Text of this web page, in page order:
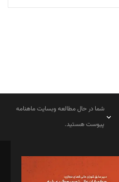
شما در حال مطالعه وبسایت ماهنامه
پیوست هستید.